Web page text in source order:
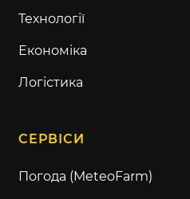
Технології
Економіка
Логістика
СЕРВІСИ
Погода (MeteoFarm)